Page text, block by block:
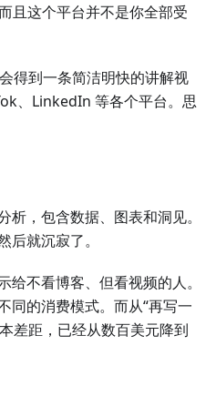
且这个平台并不是你全部受
得到一条简洁明快的讲解视
、LinkedIn 等各个平台。思
，包含数据、图表和洞见。
就沉寂了。
不看博客、但看视频的人。
同的消费模式。而从“再写一
差距，已经从数百美元降到